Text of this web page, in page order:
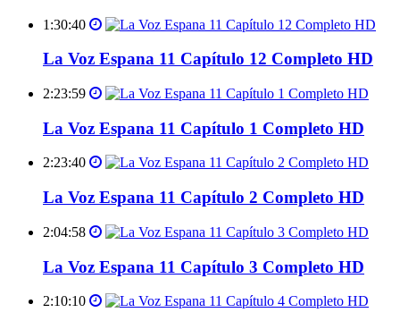
1:30:40
La Voz Espana 11 Capítulo 12 Completo HD
2:23:59
La Voz Espana 11 Capítulo 1 Completo HD
2:23:40
La Voz Espana 11 Capítulo 2 Completo HD
2:04:58
La Voz Espana 11 Capítulo 3 Completo HD
2:10:10